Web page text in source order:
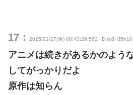
17： 2025/01/17(金) 08:43:29.562
アニメは続きがあるかのよう
してがっかりだよ
原作は知らん